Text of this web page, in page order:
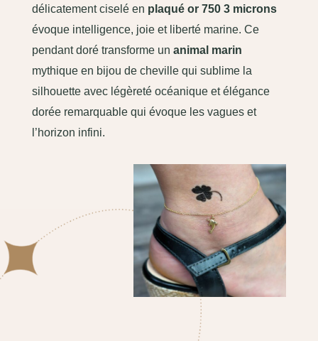
délicatement ciselé en plaqué or 750 3 microns
évoque intelligence, joie et liberté marine. Ce
pendant doré transforme un animal marin
mythique en bijou de cheville qui sublime la
silhouette avec légèreté océanique et élégance
dorée remarquable qui évoque les vagues et
l’horizon infini.